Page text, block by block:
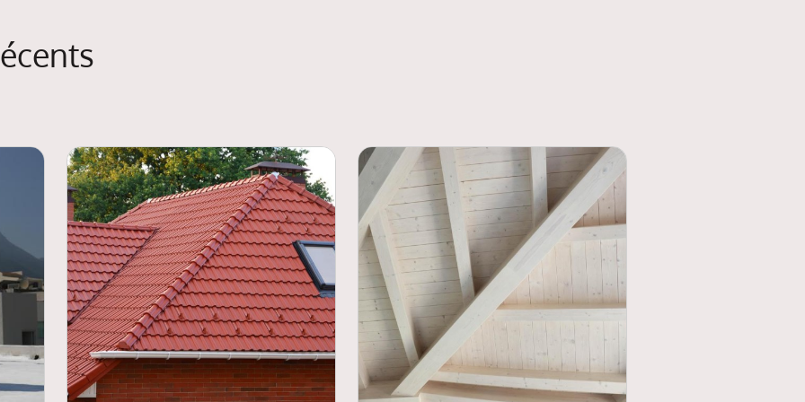
assurance décennale. Cette garantie couvre pendant dix ans les
dommages qui menaceraient la solidité de votre ouvrage ou le
rendraient impropre à son usage. Vérifiez toujours que votre
couvreur dispose de cette assurance à jour. Demandez une
attestation récente avant de signer le moindre devis. Un artisan
sérieux vous la fournira sans hésiter. Cette précaution simple vous
évite de lourdes complications financières en cas de malfaçon
découverte après les travaux. L'expérience terrain qui fait la
différence Au-delà des papiers officiels, l'expérience pratique
compte énormément. Une équipe qui intervient depuis plusieurs
années sur des chantiers variés possède une expertise précieuse.
Nos 8 artisans expérimentés maîtrisent aussi bien la pose de tuiles